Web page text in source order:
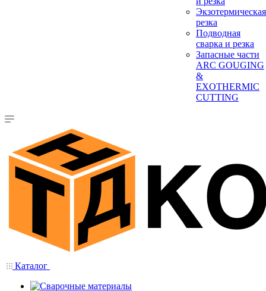
Экзотермическая
резка
Подводная
сварка и резка
Запасные части
ARC GOUGING
&
EXOTHERMIC
CUTTING
Каталог